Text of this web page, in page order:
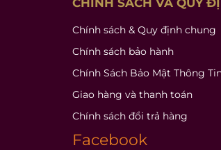
CHÍNH SÁCH VÀ QUY
Chính sách & Quy định chung
Chính sách bảo hành
Chính Sách Bảo Mật Thông
Giao hàng và thanh toán
Chính sách đổi trả hàng
Facebook